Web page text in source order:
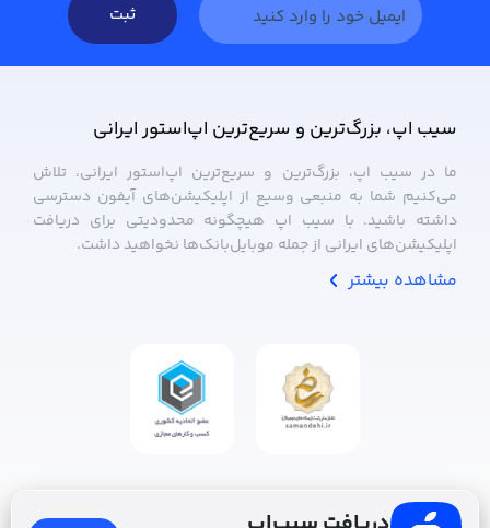
ثبت
سیب ‌اپ، بزرگ‌ترین و سریع‌ترین اپ‌استور ایرانی
ما در سیب ‌اپ، بزرگ‌ترین و سریع‌ترین اپ‌استور ایرانی، تلاش
می‌کنیم شما به منبعی وسیع از اپلیکیشن‌های آیفون دسترسی
داشته باشید. با سیب ‌اپ هیچگونه محدودیتی برای دریافت
اپلیکیشن‌های ایرانی از جمله موبایل‌بانک‌ها نخواهید داشت.
مشاهده بیشتر